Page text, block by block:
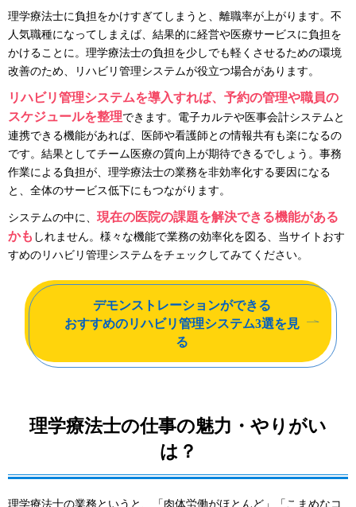
理学療法士に負担をかけすぎてしまうと、離職率が上がります。不
人気職種になってしまえば、結果的に経営や医療サービスに負担を
かけることに。理学療法士の負担を少しでも軽くさせるための環境
改善のため、リハビリ管理システムが役立つ場合があります。
リハビリ管理システムを導入すれば、予約の管理や職員の
スケジュールを整理できます。電子カルテや医事会計システムと
連携できる機能があれば、医師や看護師との情報共有も楽になるの
です。結果としてチーム医療の質向上が期待できるでしょう。事務
作業による負担が、理学療法士の業務を非効率化する要因になる
と、全体のサービス低下にもつながります。
システムの中に、 現在の医院の課題を解決できる機能がある
かも しれません。様々な機能で業務の効率化を図る、当サイトおす
すめのリハビリ管理システムをチェックしてみてください。
デモンストレーションができる
おすすめのリハビリ管理システム3選を見
る
理学療法士の仕事の魅力・やりがい
は？
理学療法士の業務というと、「肉体労働がほとんど」「こまめなコ